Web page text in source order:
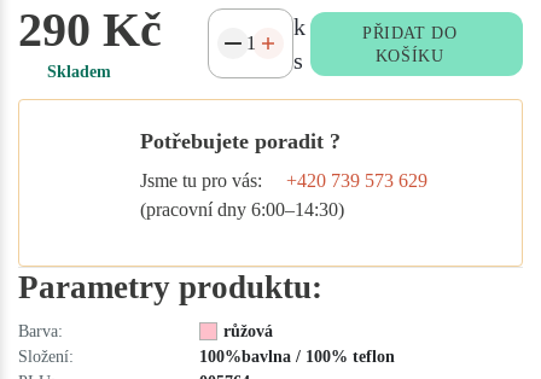
290 Kč
Skladem
k
s
PŘIDAT DO
KOŠÍKU
Potřebujete poradit ?
Jsme tu pro vás:
+420 739 573 629
(pracovní dny 6:00–14:30)
Parametry produktu:
Barva:
růžová
Složení:
100%bavlna / 100% teflon